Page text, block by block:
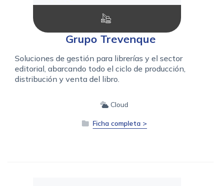
Grupo Trevenque
Soluciones de gestión para librerías y el sector
editorial, abarcando todo el ciclo de producción,
distribución y venta del libro.
Cloud
Ficha completa >